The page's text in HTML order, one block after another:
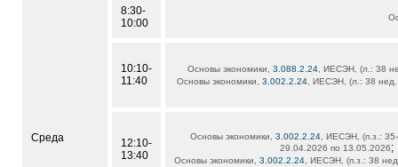
Среда
8:30-
10:00
10:10-
11:40
Основы экономики, 3.088.2.24 , ИЕСЭН, (л.: 38
Основы экономики,3.002.2.24 , ИЕСЭН, (л.: 38
12:10-
13:40
Основы экономики,3.002.2.24 , ИЕСЭН, (п.з.:
29.04.2026 по 13.05.2026;
Основы экономики, 3.002.2.24 , ИЕСЭН, (п.з.: 38